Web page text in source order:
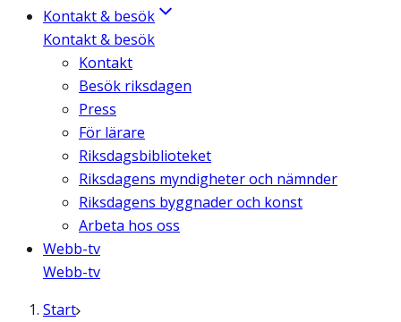
Kontakt & besök
Kontakt & besök
Kontakt
Besök riksdagen
Press
För lärare
Riksdagsbiblioteket
Riksdagens myndigheter och nämnder
Riksdagens byggnader och konst
Arbeta hos oss
Webb-tv
Webb-tv
Start